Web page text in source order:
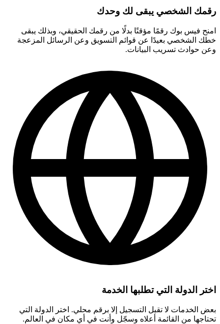
رقمك الشخصي يبقى لك وحدك
امنح فيس بوك رقمًا مؤقتًا بدلًا من رقمك الحقيقي، وبذلك يبقى
خطك الشخصي بعيدًا عن قوائم التسويق وعن الرسائل المزعجة
وعن حوادث تسريب البيانات.
اختر الدولة التي تطلبها الخدمة
بعض الخدمات لا تقبل التسجيل إلا برقم محلي. اختر الدولة التي
تحتاجها من القائمة أعلاه وسجّل وأنت في أي مكان في العالم.